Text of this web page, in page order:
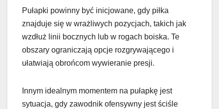
Pułapki powinny być inicjowane, gdy piłka
znajduje się w wrażliwych pozycjach, takich jak
wzdłuż linii bocznych lub w rogach boiska. Te
obszary ograniczają opcje rozgrywającego i
ułatwiają obrońcom wywieranie presji.
Innym idealnym momentem na pułapkę jest
sytuacja, gdy zawodnik ofensywny jest ściśle